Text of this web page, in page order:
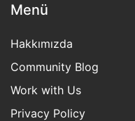
Menü
Hakkımızda
Community Blog
Work with Us
Privacy Policy